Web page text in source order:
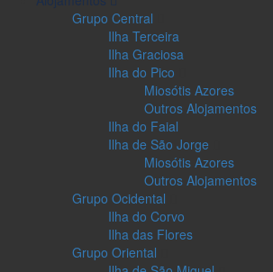
Grupo Central
Ilha Terceira
Ilha Graciosa
Ilha do Pico
Miosótis Azores
Outros Alojamentos
Ilha do Faial
Ilha de São Jorge
Miosótis Azores
Outros Alojamentos
Grupo Ocidental
Ilha do Corvo
Ilha das Flores
Grupo Oriental